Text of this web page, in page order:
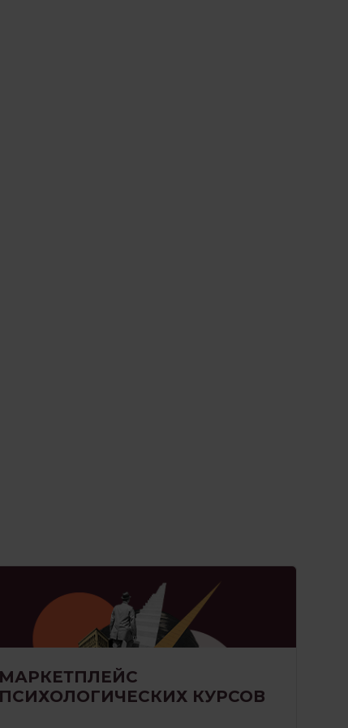
МАРКЕТПЛЕЙС
ПСИХОЛОГИЧЕСКИХ КУРСОВ